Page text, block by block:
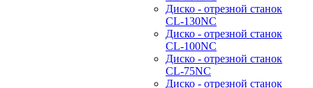
Диско - отрезной станок
CL-130NC
Диско - отрезной станок
CL-100NC
Диско - отрезной станок
CL-75NC
Диско - отрезной станок